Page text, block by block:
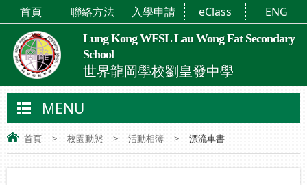
Lung Kong WFSL Lau Wong Fat Secondary
School
世界龍岡學校劉皇發中學
首頁 聯絡方法 入學申請 eClass ENG
MENU
首頁 > 校園動態 > 活動相簿 > 漂流車書